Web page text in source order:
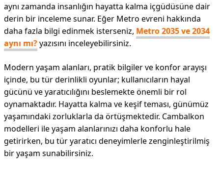
aynı zamanda insanlığın hayatta kalma içgüdüsüne dair
derin bir inceleme sunar. Eğer Metro evreni hakkında
daha fazla bilgi edinmek isterseniz, Metro 2035 ve 2034
aynı mı?yazısını inceleyebilirsiniz.
Modern yaşam alanları, pratik bilgiler ve konfor arayışı
içinde, bu tür derinlikli oyunlar; kullanıcıların hayal
gücünü ve yaratıcılığını beslemekte önemli bir rol
oynamaktadır. Hayatta kalma ve keşif teması, günümüz
yaşamındaki zorluklarla da örtüşmektedir. Cambalkon
modelleri ile yaşam alanlarınızı daha konforlu hale
getirirken, bu tür yaratıcı deneyimlerle zenginleştirilmiş
bir yaşam sunabilirsiniz.